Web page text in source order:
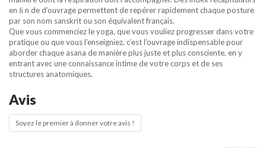
en ﬁ n de d’ouvrage permettent de repérer rapidement chaque posture
par son nom sanskrit ou son équivalent français.
Que vous commenciez le yoga, que vous vouliez progresser dans votre
pratique ou que vous l’enseigniez, c’est l’ouvrage indispensable pour
aborder chaque asana de manière plus juste et plus consciente, en y
entrant avec une connaissance intime de votre corps et de ses
structures anatomiques.
Avis
Soyez le premier à donner votre avis !